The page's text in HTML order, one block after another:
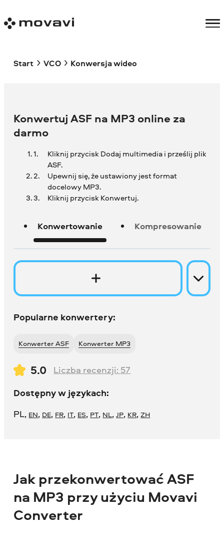
Start VCO Konwersja wideo
Konwertuj ASF na MP3 online za
darmo
Kliknij przycisk Dodaj multimedia i prześlij plik
ASF.
Upewnij się, że ustawiony jest format
docelowy MP3.
Kliknij przycisk Konwertuj.
Konwertowanie Kompresowanie
Popularne konwertery:
Konwerter ASF Konwerter MP3
5.0 Liczba recenzji: 57
Dostępny w językach:
PL, EN, DE, FR, IT, ES, PT, NL,JP, KR,ZH
Jak przekonwertować ASF
na MP3 przy użyciu Movavi
Converter